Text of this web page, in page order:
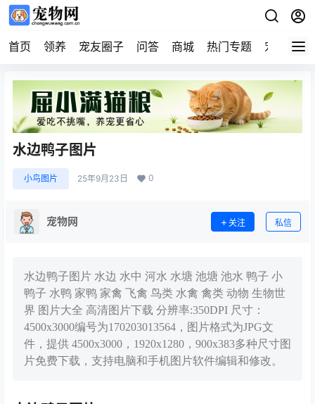
首页 领养 宠友圈子 问答 商城 热门专题 宠物企业
水边鸭子图片
小鸟图片 25年9月23日 0
宠物网 关注 私信
水边鸭子图片 水边 水中 河水 水塘 池塘 池水 鸭子 小
鸭子 水鸭 家鸭 家禽 飞禽 鸟类 水禽 禽类 动物 生物世
界 图片大全 高清图片下载 分辨率:350DPI 尺寸：
4500x3000编号为170203013564，图片格式为JPG文
件，提供 4500x3000，1920x1280，900x383多种尺寸图
片免费下载，支持电脑和手机图片软件编辑和修改。